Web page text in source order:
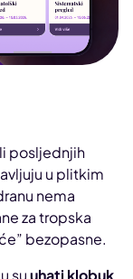
posljednjih
u plitkim
nema
za tropska
bezopasne.
suuhati klobuk